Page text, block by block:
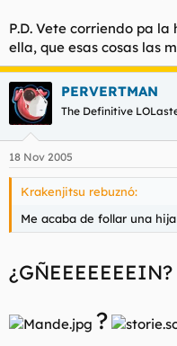
P.D. Vete corriendo pa
ella, que esas cosas las
PERVERTMAN
The Definitive
18 Nov 2005
Krakenjitsu rebuznó:
Me acaba de follar una
¿GÑEEEEEEEIN?
?